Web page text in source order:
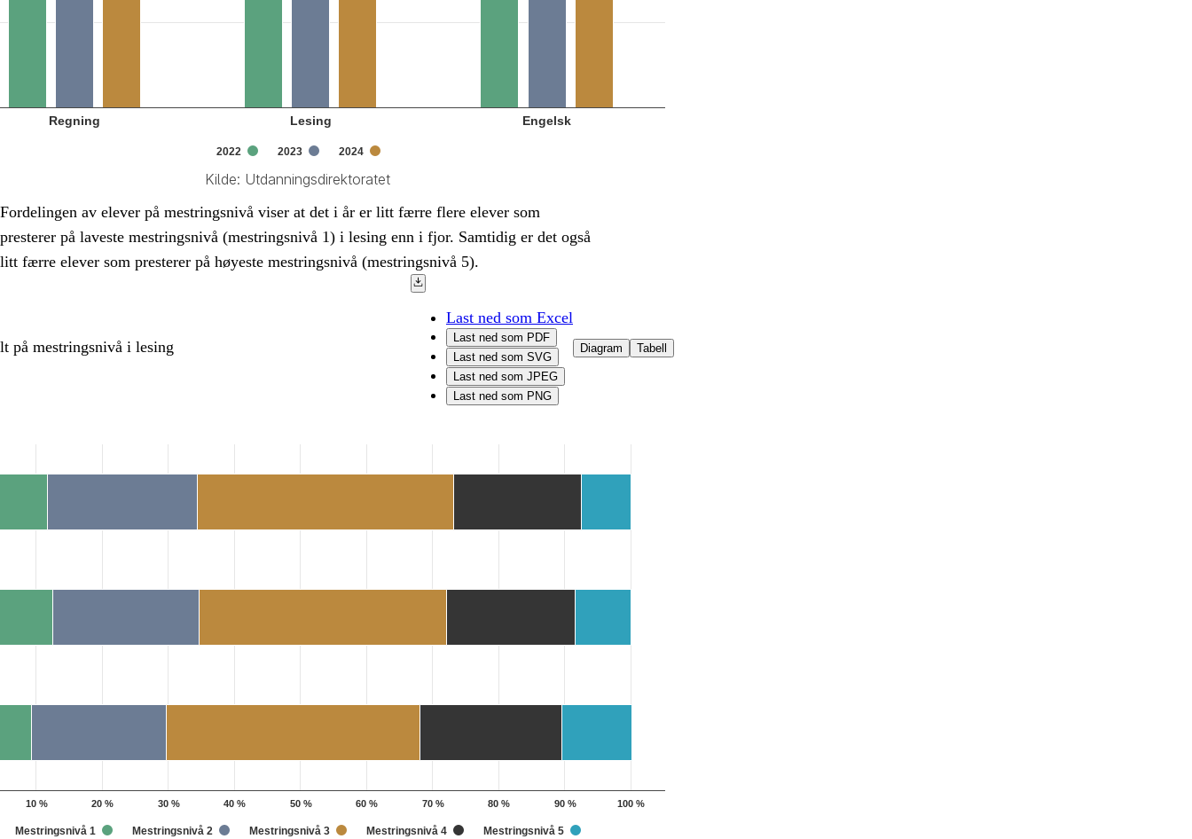
Kilde: Utdanningsdirektoratet
2024
2023
2022
Regning Lesing Engelsk
chart.
Fordelingen av elever på mestringsnivå viser at det i år er litt færre flere elever som
presterer på laveste mestringsnivå (mestringsnivå 1) i lesing enn i fjor. Samtidig er det også
litt færre elever som presterer på høyeste mestringsnivå (mestringsnivå 5).
på mestringsnivå i lesing
Last ned som Excel
Last ned som PDF
Last ned som SVG
Last ned som JPEG
Last ned som PNG
Diagram Tabell
1 X axis displaying categories.
Mestringsnivå 5
Mestringsnivå 4
Mestringsnivå 3
Mestringsnivå 2
Mestringsnivå 1
10 % 20 % 30 % 40 % 50 % 60 % 70 % 80 % 90 % 100 %